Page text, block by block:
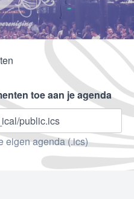
toe aan je agenda
public.ics
eigen agenda (.ics)